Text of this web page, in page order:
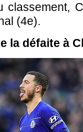
classement,
(4e).
la défaite à